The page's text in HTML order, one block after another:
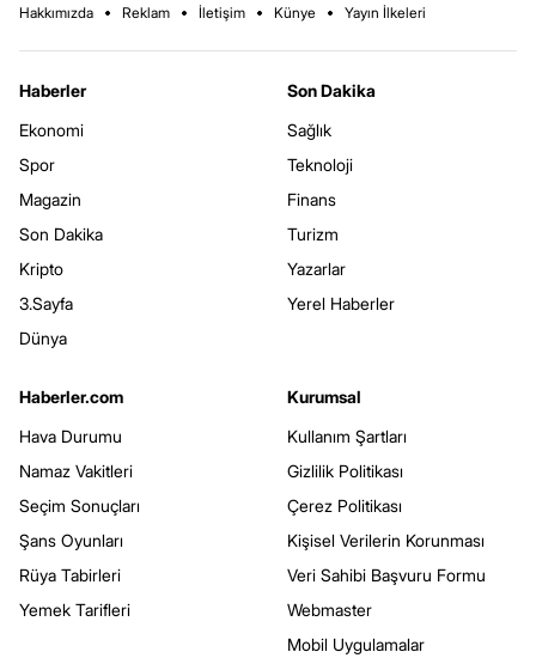
Hakkımızda Reklam İletişim Künye Yayın İlkeleri
Haberler
Ekonomi
Spor
Magazin
Son Dakika
Kripto
3.Sayfa
Dünya
Son Dakika
Sağlık
Teknoloji
Finans
Turizm
Yazarlar
Yerel Haberler
Haberler.com
Hava Durumu
Namaz Vakitleri
Seçim Sonuçları
Şans Oyunları
Rüya Tabirleri
Yemek Tarifleri
Kurumsal
Kullanım Şartları
Gizlilik Politikası
Çerez Politikası
Kişisel Verilerin Korunması
Veri Sahibi Başvuru Formu
Webmaster
Mobil Uygulamalar